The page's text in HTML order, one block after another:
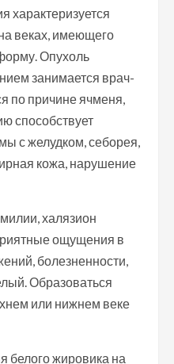
характеризуется
веках, имеющего
Опухоль
занимается врач-
по причине ячменя,
способствует
с желудком, себорея,
кожа, нарушение
халязион
ощущения в
болезненности,
Образоваться
или нижнем веке